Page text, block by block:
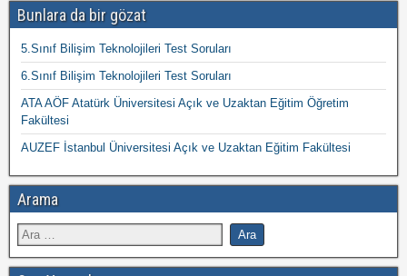
Bunlara da bir gözat
5.Sınıf Bilişim Teknolojileri Test Soruları
6.Sınıf Bilişim Teknolojileri Test Soruları
ATA AÖF Atatürk Üniversitesi Açık ve Uzaktan Eğitim Öğretim
Fakültesi
AUZEF İstanbul Üniversitesi Açık ve Uzaktan Eğitim Fakültesi
Arama